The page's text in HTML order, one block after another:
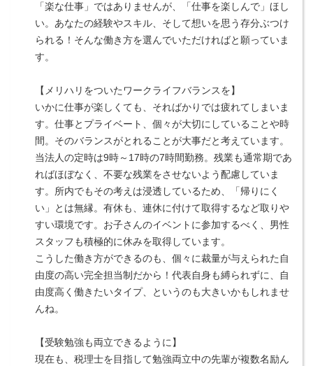
「楽な仕事」ではありませんが、「仕事を楽しんで」ほし
い。あなたの経験やスキル、そして想いを思う存分ぶつけ
られる！そんな働き方を選んでいただければと願っていま
す。
【メリハリをついたワークライフバランスを】
いかに仕事が楽しくても、そればかりでは疲れてしまいま
す。仕事とプライベート、個々が大切にしていることや時
間。そのバランスがとれることが大事だと考えています。
当法人の定時は9時～17時の7時間勤務。残業も通常期であ
ればほぼなく、不要な残業をさせないよう配慮していま
す。所内でもその考えは浸透しているため、「帰りにく
い」とは無縁。有休も、連休に付けて取得するなど取りや
すい環境です。お子さんのイベントに参加するべく、男性
スタッフも積極的に休みを取得しています。
こうした働き方ができるのも、個々に裁量が与えられた自
由度の高い完全担当制だから！代表自身も縛られずに、自
由度高く働きたいタイプ、というのも大きいかもしれませ
んね。
【受験勉強も両立できるように】
現在も、税理士を目指して勉強両立中の先輩が複数名励ん